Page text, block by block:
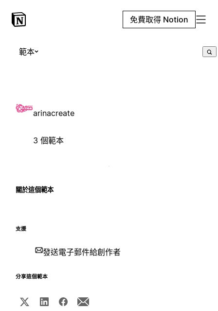
免費取得 Notion
範本
arinacreate
3 個範本
關於這個範本
支援
發送電子郵件給創作者
分享這個範本